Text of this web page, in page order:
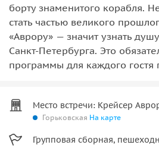
борту знаменитого корабля.
стать частью великого
«Аврору» — значит узнать
Санкт-Петербурга. Это
программы для каждого гостя
Место встречи: Крейсер
Горьковская На карте
Групповая сборная,